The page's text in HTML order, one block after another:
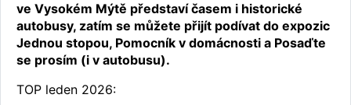
ve Vysokém Mýtě představí časem i historické
autobusy, zatím se můžete přijít podívat do expozic
Jednou stopou, Pomocník v domácnosti a Posaďte
se prosím (i v autobusu).
TOP leden 2026: